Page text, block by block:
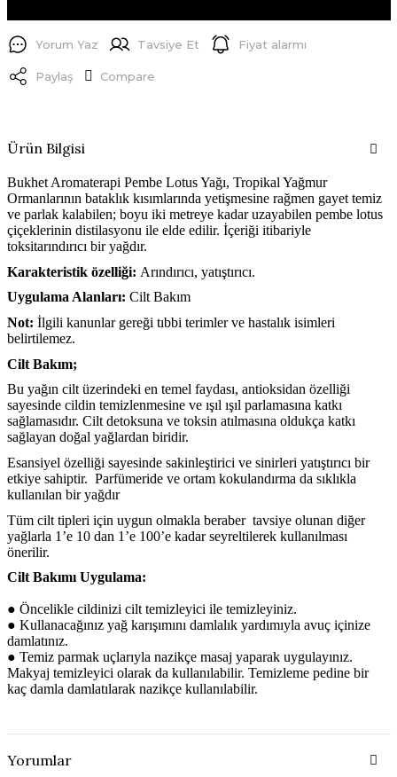
Yorum Yaz Tavsiye Et Fiyat alarmı
Paylaş Compare
Ürün Bilgisi
Bukhet Aromaterapi Pembe Lotus Yağı, Tropikal Yağmur
Ormanlarının bataklık kısımlarında yetişmesine rağmen gayet temiz
ve parlak kalabilen; boyu iki metreye kadar uzayabilen pembe lotus
çiçeklerinin distilasyonu ile elde edilir. İçeriği itibariyle
toksitarındırıcı bir yağdır.
Karakteristik özelliği: Arındırıcı, yatıştırıcı.
Uygulama Alanları: Cilt Bakım
Not: İlgili kanunlar gereği tıbbi terimler ve hastalık isimleri
belirtilemez.
Cilt Bakım;
Bu yağın cilt üzerindeki en temel faydası, antioksidan özelliği
sayesinde cildin temizlenmesine ve ışıl ışıl parlamasına katkı
sağlamasıdır. Cilt detoksuna ve toksin atılmasına oldukça katkı
sağlayan doğal yağlardan biridir.
Esansiyel özelliği sayesinde sakinleştirici ve sinirleri yatıştırıcı bir
etkiye sahiptir. Parfümeride ve ortam kokulandırma da sıklıkla
kullanılan bir yağdır
Tüm cilt tipleri için uygun olmakla beraber tavsiye olunan diğer
yağlarla 1’e 10 dan 1’e 100’e kadar seyreltilerek kullanılması
önerilir.
Cilt Bakımı Uygulama:
● Öncelikle cildinizi cilt temizleyici ile temizleyiniz.
● Kullanacağınız yağ karışımını damlalık yardımıyla avuç içinize
damlatınız.
● Temiz parmak uçlarıyla nazikçe masaj yaparak uygulayınız.
Makyaj temizleyici olarak da kullanılabilir. Temizleme pedine bir
kaç damla damlatılarak nazikçe kullanılabilir.
Yorumlar